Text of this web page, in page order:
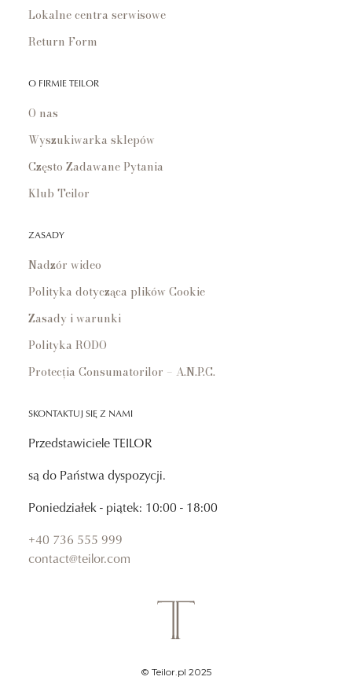
Lokalne centra serwisowe
Return Form
O FIRMIE TEILOR
O nas
Wyszukiwarka sklepów
Często Zadawane Pytania
Klub Teilor
ZASADY
Nadzór wideo
Polityka dotycząca plików Cookie
Zasady i warunki
Polityka RODO
Protecția Consumatorilor – A.N.P.C.
SKONTAKTUJ SIĘ Z NAMI
Przedstawiciele TEILOR
są do Państwa dyspozycji.
Poniedziałek - piątek: 10:00 - 18:00
+40 736 555 999
contact@teilor.com
© Teilor.pl 2025